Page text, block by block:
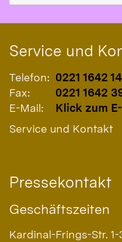
Service und
Telefon: 0221 1642
Fax:
0221 1642
E-Mail:
Klick zum
Service und Kontakt
Pressekontakt
Geschäftszeiten
Kardinal-Frings-Str. 1-